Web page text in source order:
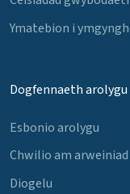
Ymatebion i
Dogfennaeth
Esbonio arolygu
Chwilio am
Diogelu